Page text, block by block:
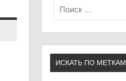
ИСКАТЬ ПО МЕТКАМ